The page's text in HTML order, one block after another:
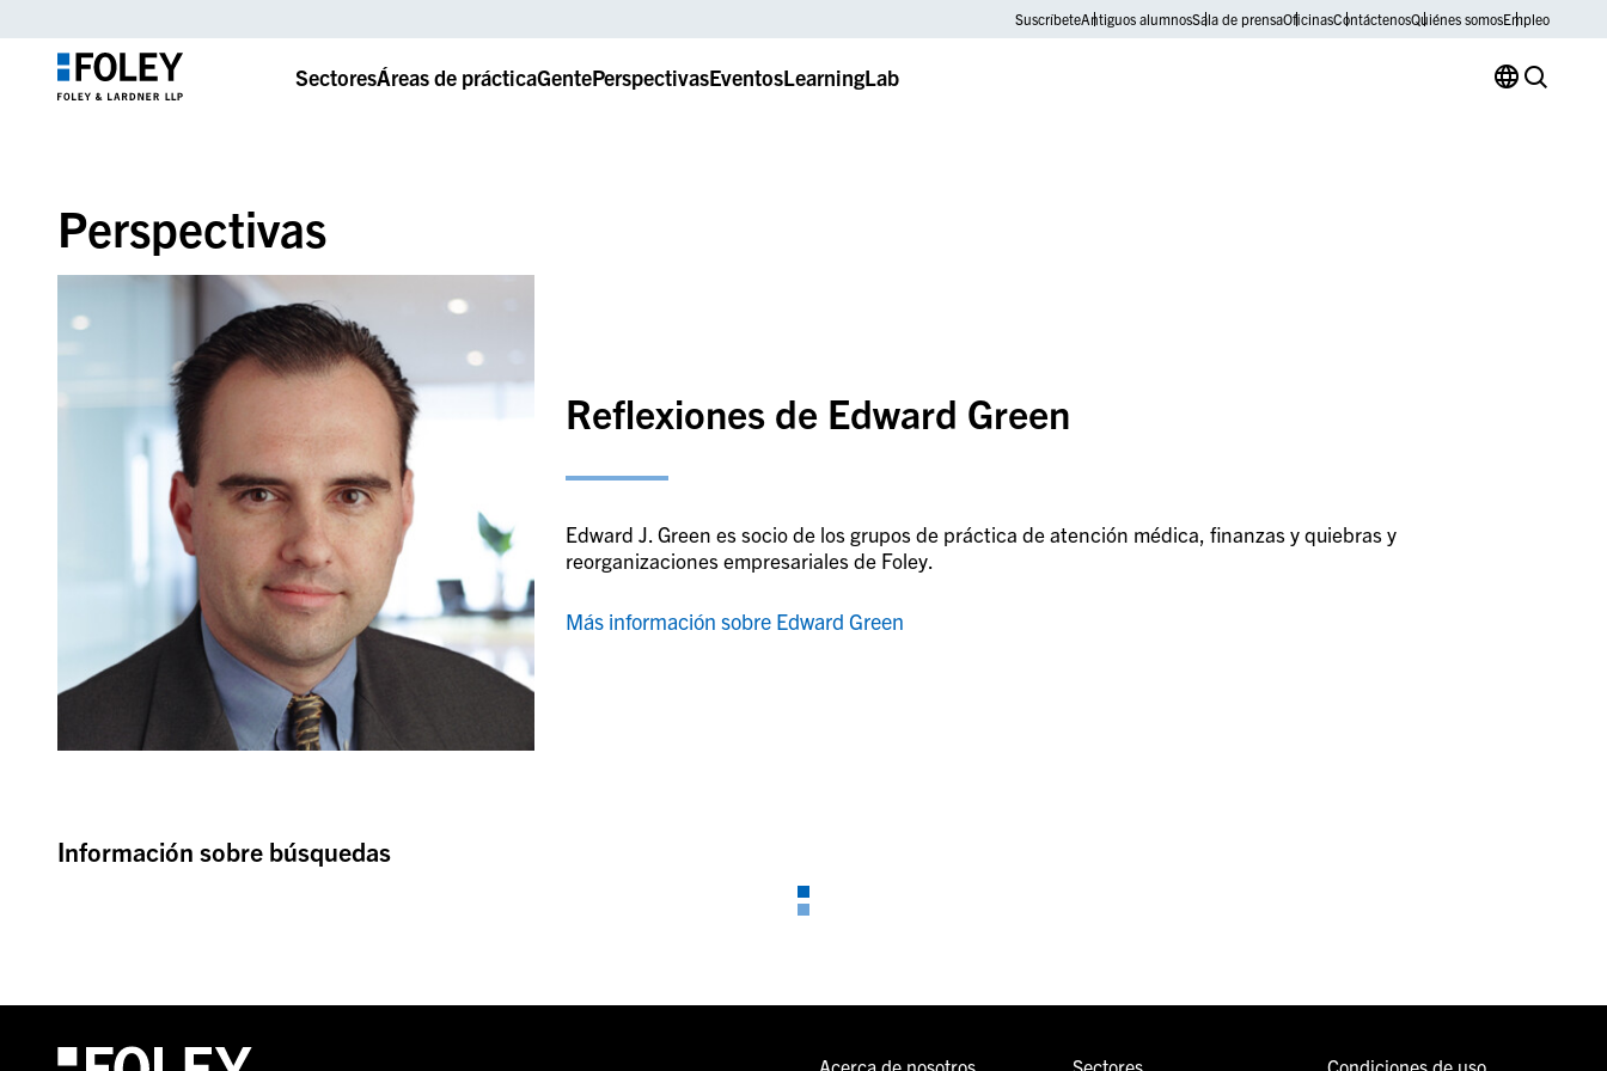
SuscríbeteAntiguos alumnosSala de prensaOficinasContáctenosQuiénes somosEmpleo
SectoresÁreas de prácticaGentePerspectivasEventosLearningLab
Perspectivas
Reflexiones de Edward Green
Edward J. Green es socio de los grupos de práctica de atención médica, finanzas y quiebras y
reorganizaciones empresariales de Foley.
Más información sobre Edward Green
Información sobre búsquedas